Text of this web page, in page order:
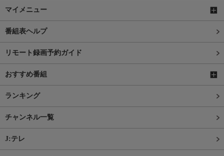
マイメニュー
番組表ヘルプ
リモート録画予約ガイド
おすすめ番組
ランキング
チャンネル一覧
J:テレ